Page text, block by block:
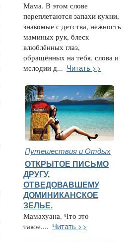
Мама. В этом слове
переплетаются запахи кухни,
знакомые с детства, нежность
маминых рук, блеск
влюблённых глаз,
обращённых на тебя, слова и
мелодии д... Читать >>
Путешествия и Отдых
ОТКРЫТОЕ ПИСЬМО
ДРУГУ,
ОТВЕДОВАВШЕМУ
ДОМИНИКАНСКОЕ
ЗЕЛЬЕ.
Мамахуана. Что это
такое.... Читать >>